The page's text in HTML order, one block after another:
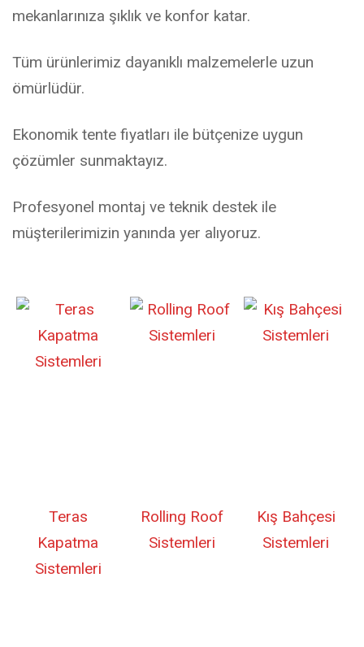
mekanlarınıza şıklık ve konfor katar.
Tüm ürünlerimiz dayanıklı malzemelerle uzun
ömürlüdür.
Ekonomik tente fiyatları ile bütçenize uygun
çözümler sunmaktayız.
Profesyonel montaj ve teknik destek ile
müşterilerimizin yanında yer alıyoruz.
Teras
Kapatma
Sistemleri
Rolling Roof
Sistemleri
Kış Bahçesi
Sistemleri